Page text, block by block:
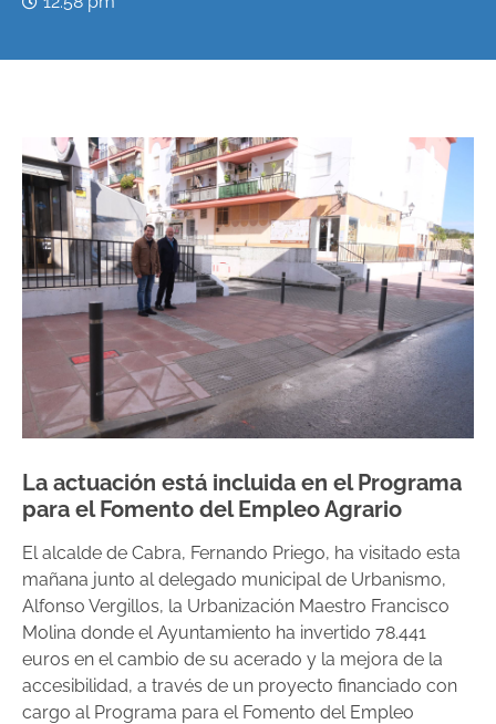
La actuación está incluida en el Programa
para el Fomento del Empleo Agrario
El alcalde de Cabra, Fernando Priego, ha visitado esta
mañana junto al delegado municipal de Urbanismo,
Alfonso Vergillos, la Urbanización Maestro Francisco
Molina donde el Ayuntamiento ha invertido 78.441
euros en el cambio de su acerado y la mejora de la
accesibilidad, a través de un proyecto financiado con
cargo al Programa para el Fomento del Empleo